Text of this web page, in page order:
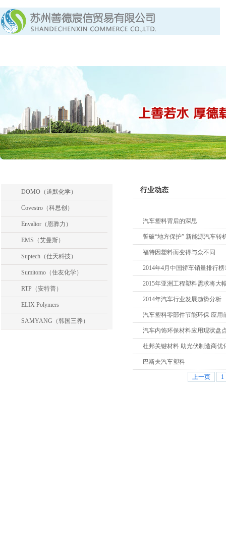
DOMO（道默化学）
Covestro（科思创）
Envalior（恩骅力）
EMS（艾曼斯）
Suptech（仕天科技）
Sumitomo（住友化学）
RTP（安特普）
ELIX Polymers
SAMYANG（韩国三养）
行业动态
汽车塑料背后的深思
誓破“地方保护” 新能源汽车转
福特因塑料而变得与众不同
2014年4月中国轿车销量排行榜
2015年亚洲工程塑料需求将大
2014年汽车行业发展趋势分析
汽车塑料零部件节能环保 应用
汽车内饰环保材料应用现状盘
杜邦关键材料 助光伏制造商优
巴斯夫汽车塑料
上一页 1